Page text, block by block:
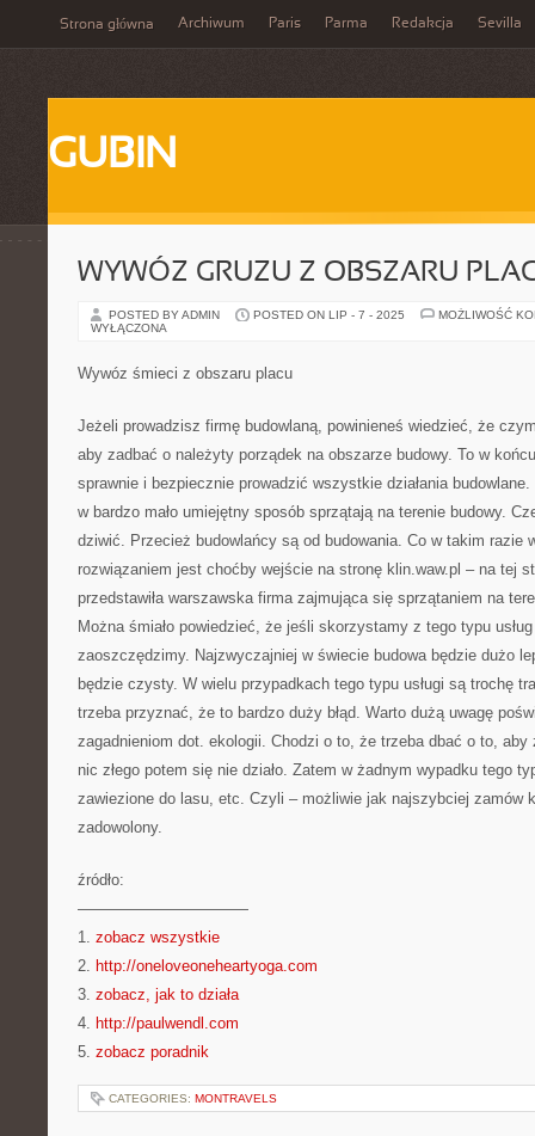
Strona główna Archiwum Paris Parma Redakcja Sevilla
GUBIN
WYWÓZ GRUZU Z OBSZARU
POSTED BY ADMIN POSTED ON LIP - 7 - 2025
MOŻLIWOŚĆ
WYŁĄCZONA
Wywóz śmieci z obszaru placu
Jeżeli prowadzisz firmę budowlaną, powinieneś wiedzieć, że
aby zadbać o należyty porządek na obszarze budowy. To w
sprawnie i bezpiecznie prowadzić wszystkie działania
w bardzo mało umiejętny sposób sprzątają na terenie budowy.
dziwić. Przecież budowlańcy są od budowania. Co w takim razie
rozwiązaniem jest choćby wejście na stronę klin.waw.pl – na tej
przedstawiła warszawska firma zajmująca się sprzątaniem na
Można śmiało powiedzieć, że jeśli skorzystamy z tego typu
zaoszczędzimy. Najzwyczajniej w świecie budowa będzie dużo
będzie czysty. W wielu przypadkach tego typu usługi są trochę
trzeba przyznać, że to bardzo duży błąd. Warto dużą uwagę
zagadnieniom dot. ekologii. Chodzi o to, że trzeba dbać o to,
nic złego potem się nie działo. Zatem w żadnym wypadku tego
zawiezione do lasu, etc. Czyli – możliwie jak najszybciej zamów
zadowolony.
źródło:
———————————
1. zobacz wszystkie
2. http://oneloveoneheartyoga.com
3. zobacz, jak to działa
4. http://paulwendl.com
5. zobacz poradnik
CATEGORIES: MONTRAVELS